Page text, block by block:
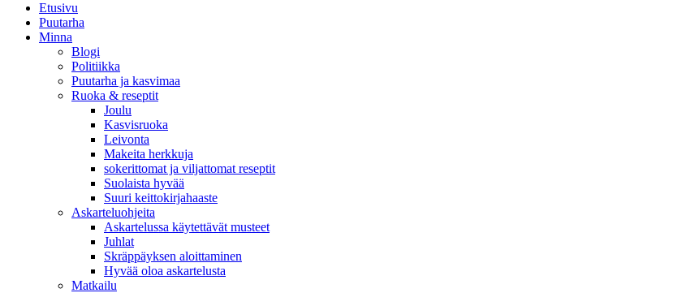
Etusivu
Puutarha
Minna
Blogi
Politiikka
Puutarha ja kasvimaa
Ruoka & reseptit
Joulu
Kasvisruoka
Leivonta
Makeita herkkuja
sokerittomat ja viljattomat reseptit
Suolaista hyvää
Suuri keittokirjahaaste
Askarteluohjeita
Askartelussa käytettävät musteet
Juhlat
Skräppäyksen aloittaminen
Hyvää oloa askartelusta
Matkailu